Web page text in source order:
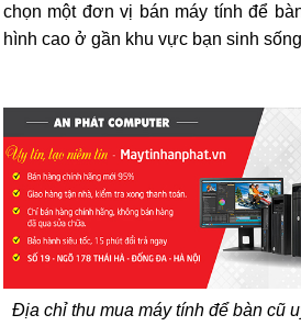
chọn một đơn vị bán máy tính để
hình cao ở gần khu vực bạn sinh
Địa chỉ thu mua máy tính để bàn cũ